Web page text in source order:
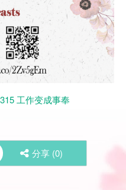
工作变成事奉
分享 (0)